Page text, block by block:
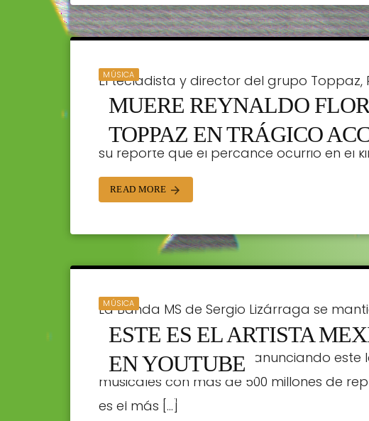
MÚSICA
MUERE REYNALDO
TOPPAZ EN TRÁGICO
El tecladista y director del grupo Toppaz,
años, falleció hoy al volcar la
Nacional, informó Protección Civil de
su reporte que el percance ocurrió en el
READ MORE arrow_forward
MÚSICA
ESTE ES EL ARTISTA
EN YOUTUBE
ORTRADIO | 22/01/2019
La Banda MS de Sergio Lizárraga se
artista mexicano más visto en la
comunicado de prensa anunciando
musicales con más de 500 millones de
es el más […]